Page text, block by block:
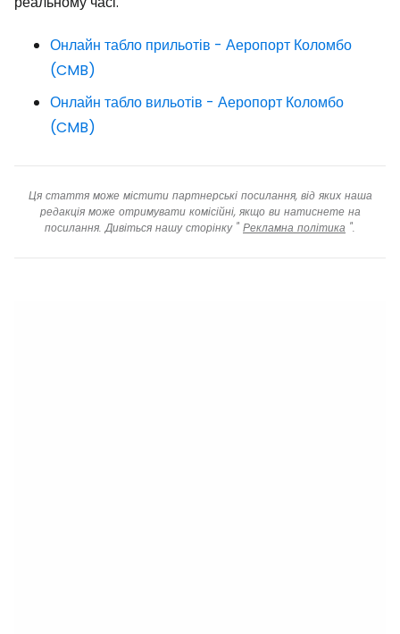
Онлайн табло прильотів - Аеропорт Коломбо
(CMB)
Онлайн табло вильотів - Аеропорт Коломбо
(CMB)
Ця стаття може містити партнерські посилання, від яких наша
редакція може отримувати комісійні, якщо ви натиснете на
посилання. Дивіться нашу сторінку " Рекламна політика ".